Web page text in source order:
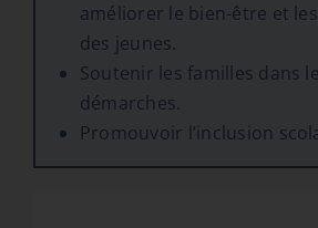
améliorer le bien-être et
des jeunes.
Soutenir les familles dans
démarches.
Promouvoir l’inclusion